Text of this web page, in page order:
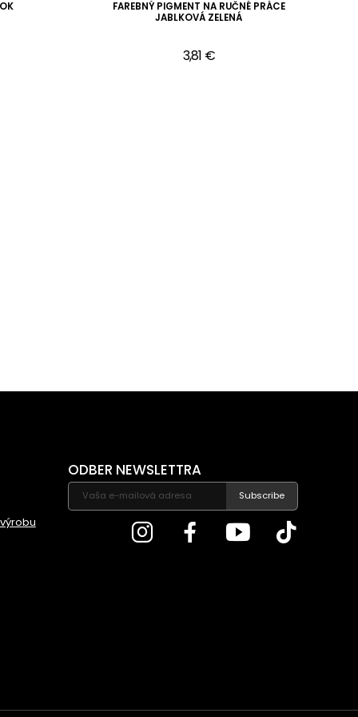
FAREBNÝ PIGMENT NA RUČNÉ PRÁCE
JABLKOVÁ ZELENÁ
3,81 €
ODBER NEWSLETTRA
Subscribe